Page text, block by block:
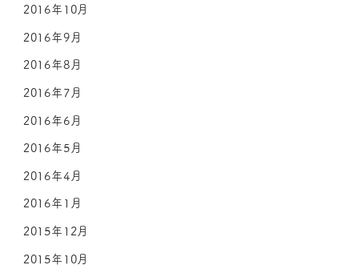
2016年10月
2016年9月
2016年8月
2016年7月
2016年6月
2016年5月
2016年4月
2016年1月
2015年12月
2015年10月